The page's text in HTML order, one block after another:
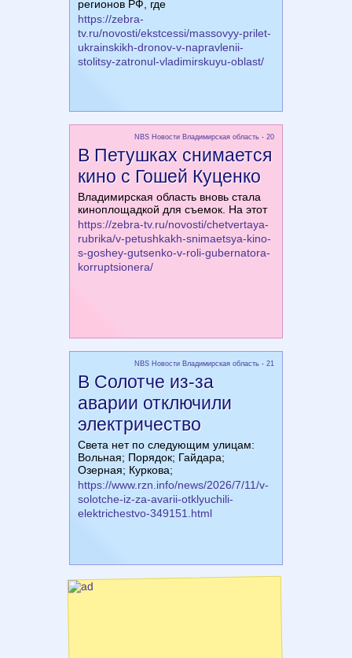
регионов РФ, где
https://zebra-
tv.ru/novosti/ekstcessi/massovyy-prilet-
ukrainskikh-dronov-v-napravlenii-
stolitsy-zatronul-vladimirskuyu-oblast/
NBS Новости Владимирская область - 20
В Петушках снимается
кино с Гошей Куценко
Владимирская область вновь стала
киноплощадкой для съемок. На этот
https://zebra-tv.ru/novosti/chetvertaya-
rubrika/v-petushkakh-snimaetsya-kino-
s-goshey-gutsenko-v-roli-gubernatora-
korruptsionera/
NBS Новости Владимирская область - 21
В Солотче из-за
аварии отключили
электричество
Света нет по следующим улицам:
Вольная; Порядок; Гайдара;
Озерная; Куркова;
https://www.rzn.info/news/2026/7/11/v-
solotche-iz-za-avarii-otklyuchili-
elektrichestvo-349151.html